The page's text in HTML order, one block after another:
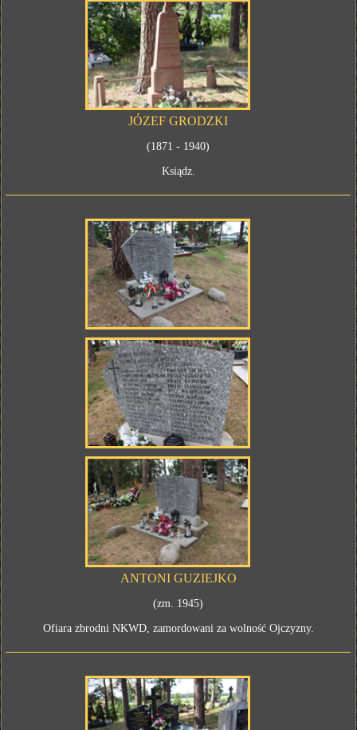
JÓZEF GRODZKI
(1871 - 1940)
Ksiądz.
ANTONI GUZIEJKO
(zm. 1945)
Ofiara zbrodni NKWD, zamordowani za wolność Ojczyzny.